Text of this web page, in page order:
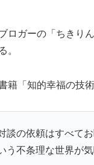
ロガーの「ちきり
。
籍「知的幸福の技
談の依頼はすべて
う不条理な世界が気